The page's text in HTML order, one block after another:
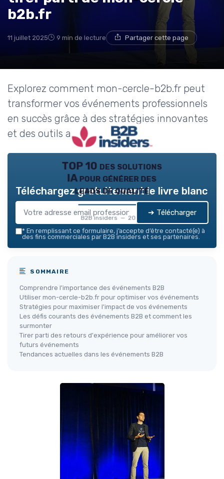
b2b.fr
11 juillet 2025 9 min de lecture Partager cette page
Explorez comment mon-cercle-b2b.fr peut
transformer vos événements professionnels
en succès grâce à des stratégies innovantes
et des outils adaptés.
TOP 10 des solutions
IA pour générer des
leads de qualité
B2B insiders — 2026
Téléchargez gratuitement le livre blanc
➔ Télécharger
* En remplissant ce formulaire, j’accepte d’être contacté(e) à
des fins commerciales par B2B insiders et ses partenaires.
SOMMAIRE
Comprendre l'importance des événements B2B
Utiliser mon-cercle-b2b.fr pour optimiser vos événements
Stratégies pour maximiser l'impact de vos événements
Les défis courants des événements B2B et comment les
surmonter
Tirer parti des retours d'expérience pour améliorer vos
futurs événements
Tendances actuelles dans les événements B2B
→ Je rejoins le club
* En rejoignant le club, j'accepte de recevoir les emails
de B2B Insiders et les offres de ses partenaires.